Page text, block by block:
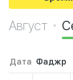
Август
Дата Фаджр